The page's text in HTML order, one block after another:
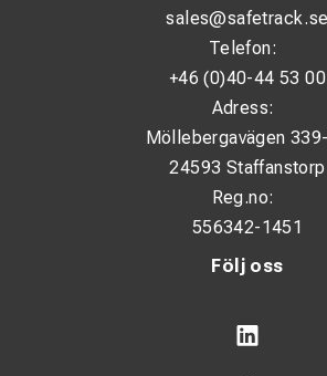
Följ oss
sales@safetrack.se
Telefon:
+46 (0)40-44 53 00
Adress:
Möllebergavägen
24593 Staffanstorp
Reg.no:
556342-1451